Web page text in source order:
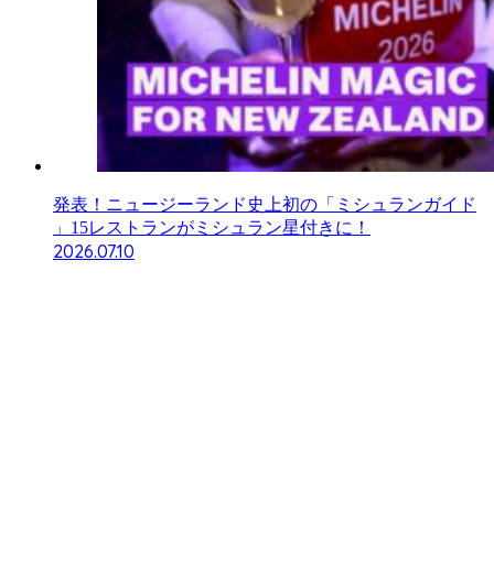
発表！ニュージーランド史上初の「ミシュランガイド
」15レストランがミシュラン星付きに！
2026.07.10